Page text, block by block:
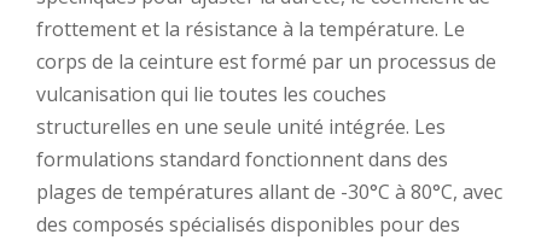
frottement et la résistance à la température. Le
corps de la ceinture est formé par un processus de
vulcanisation qui lie toutes les couches
structurelles en une seule unité intégrée. Les
formulations standard fonctionnent dans des
plages de températures allant de -30°C à 80°C, avec
des composés spécialisés disponibles pour des